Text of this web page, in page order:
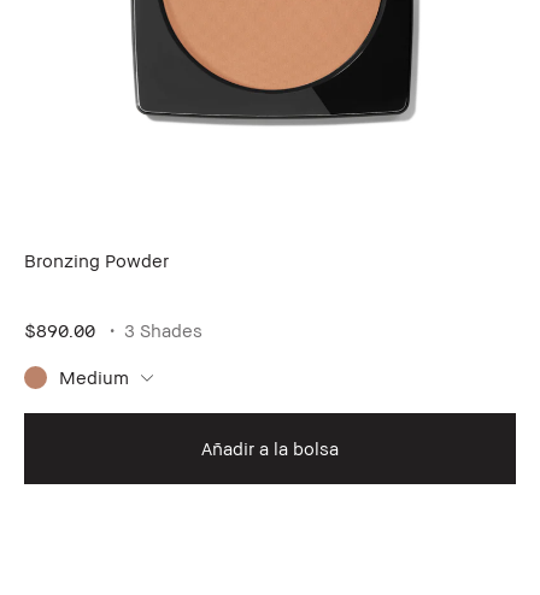
Bronzing Powder
$890.00 3 Shades
Medium
Añadir a la bolsa